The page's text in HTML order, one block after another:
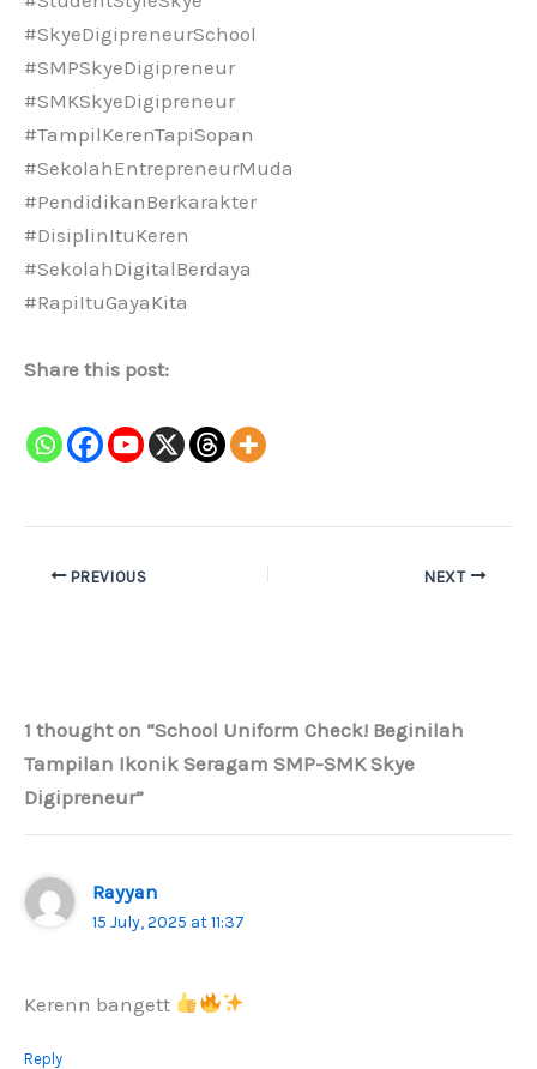
#SkyeDigipreneurSchool
#SMPSkyeDigipreneur
#SMKSkyeDigipreneur
#TampilKerenTapiSopan
#SekolahEntrepreneurMuda
#PendidikanBerkarakter
#DisiplinItuKeren
#SekolahDigitalBerdaya
#RapiItuGayaKita
Share this post:
PREVIOUS NEXT
1 thought on “School Uniform Check! Beginilah
Tampilan Ikonik Seragam SMP-SMK Skye
Digipreneur”
Rayyan
15 July, 2025 at 11:37
Kerenn bangett
Reply